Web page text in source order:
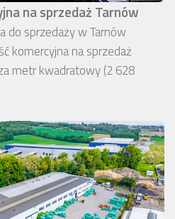
na sprzedaż Tarnów
do sprzedaży w Tarnów
komercyjna na sprzedaż
metr kwadratowy (2 628